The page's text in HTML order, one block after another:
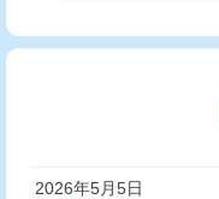
2026年5月5日